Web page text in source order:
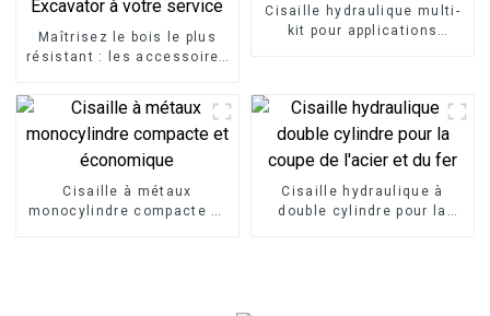
Maîtrisez le bois le plus
résistant : les accessoires
service
Cisaille hydraulique multi-
kit pour applications
Cisaille à métaux
monocylindre compacte et
Cisaille hydraulique à
double cylindre pour la